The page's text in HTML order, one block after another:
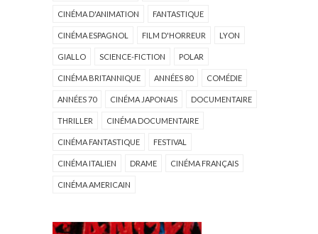
CINÉMA D'ANIMATION FANTASTIQUE
CINÉMA ESPAGNOL FILM D'HORREUR LYON
GIALLO SCIENCE-FICTION POLAR
CINÉMA BRITANNIQUE ANNÉES 80 COMÉDIE
ANNÉES 70 CINÉMA JAPONAIS DOCUMENTAIRE
THRILLER CINÉMA DOCUMENTAIRE
CINÉMA FANTASTIQUE FESTIVAL
CINÉMA ITALIEN DRAME CINÉMA FRANÇAIS
CINÉMA AMERICAIN